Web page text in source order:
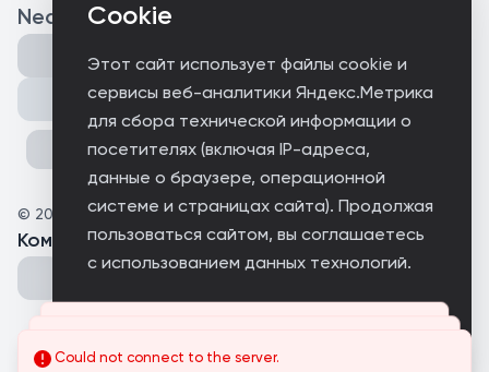
Cookie
Этот сайт использует файлы cookie и
сервисы веб-аналитики Яндекс.Метрика
для сбора технической информации о
посетителях (включая IP-адреса,
данные о браузере, операционной
системе и страницах сайта). Продолжая
пользоваться сайтом, вы соглашаетесь
с использованием данных технологий.
Neobray, MILKA
Поделиться
© 2026 Europa Records
Комментарии(0 )
Could not connect to the server.